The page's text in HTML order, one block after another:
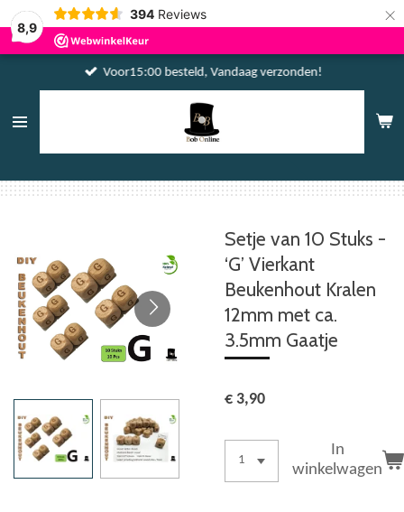
8,9
394 Reviews ×
Voor15:00 besteld, Vandaag verzonden!
Setje van 10 Stuks -
‘G’ Vierkant
Beukenhout Kralen
12mm met ca.
3.5mm Gaatje
€ 3,90
In
winkelwagen